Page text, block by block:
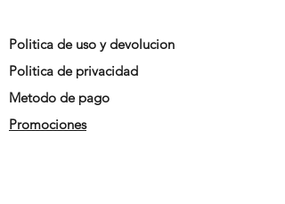
Politica de uso y devolucion
Politica de privacidad
Metodo de pago
Promociones